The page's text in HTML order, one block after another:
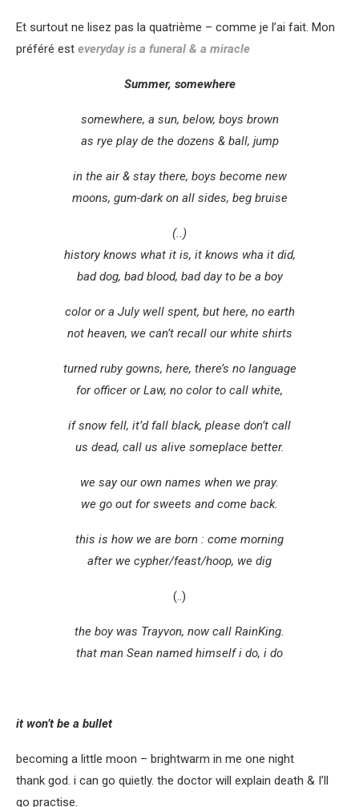
Et surtout ne lisez pas la quatrième – comme je l’ai fait. Mon
préféré est everyday is a funeral & a miracle
Summer, somewhere
somewhere, a sun, below, boys brown
as rye play de the dozens & ball, jump
in the air & stay there, boys become new
moons, gum-dark on all sides, beg bruise
(..)
history knows what it is, it knows wha it did,
bad dog, bad blood, bad day to be a boy
color or a July well spent, but here, no earth
not heaven, we can’t recall our white shirts
turned ruby gowns, here, there’s no language
for officer or Law, no color to call white,
if snow fell, it’d fall black, please don’t call
us dead, call us alive someplace better.
we say our own names when we pray.
we go out for sweets and come back.
this is how we are born : come morning
after we cypher/feast/hoop, we dig
(..)
the boy was Trayvon, now call RainKing.
that man Sean named himself i do, i do
it won’t be a bullet
becoming a little moon – brightwarm in me one night
thank god. i can go quietly. the doctor will explain death & I’ll
go practise.